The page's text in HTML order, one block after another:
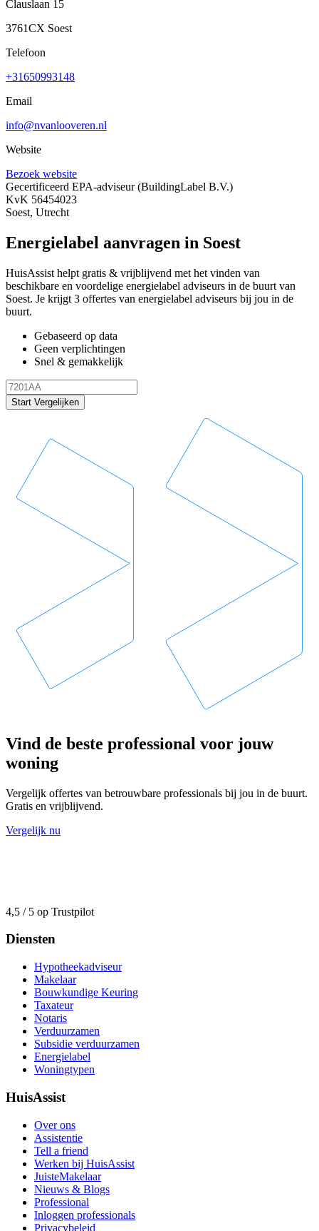
Clauslaan 15
3761CX Soest
Telefoon
+31650993148
Email
info@nvanlooveren.nl
Website
Bezoek website
Gecertificeerd EPA-adviseur(BuildingLabel B.V.)
KvK 56454023
Soest, Utrecht
Energielabel aanvragen in Soest
HuisAssist helpt gratis & vrijblijvend met het vinden van
beschikbare en voordelige energielabel adviseurs in de buurt van
Soest. Je krijgt 3 offertes van energielabel adviseurs bij jou in de
buurt.
Gebaseerd op data
Geen verplichtingen
Snel & gemakkelijk
Start Vergelijken
Vind de beste professional voor jouw
woning
Vergelijk offertes van betrouwbare professionals bij jou in de buurt.
Gratis en vrijblijvend.
Vergelijk nu
4,5 / 5 op Trustpilot
Diensten
Hypotheekadviseur
Makelaar
Bouwkundige Keuring
Taxateur
Notaris
Verduurzamen
Subsidie verduurzamen
Energielabel
Woningtypen
HuisAssist
Over ons
Assistentie
Tell a friend
Werken bij HuisAssist
JuisteMakelaar
Nieuws & Blogs
Professional
Inloggen professionals
Privacybeleid